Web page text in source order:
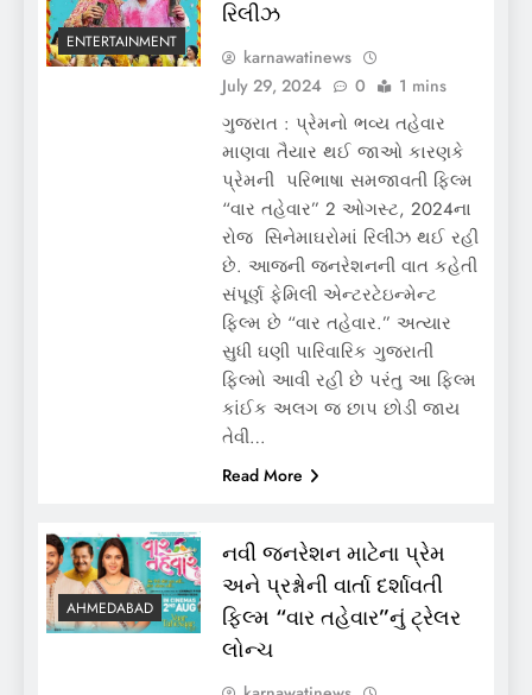
ENTERTAINMENT
રિલીઝ
karnawatinews
July 29, 2024
0 1 mins
ગુજરાત : પ્રેમનો ભવ્ય તહેવાર
માણવા તૈયાર થઈ જાઓ કારણકે
પ્રેમની પરિભાષા સમજાવતી ફિલ્મ
“વાર તહેવાર” 2 ઓગસ્ટ, 2024ના
રોજ સિનેમાઘરોમાં રિલીઝ થઈ રહી
છે. આજની જનરેશનની વાત કહેતી
સંપૂર્ણ ફેમિલી એન્ટરટેઇન્મેન્ટ
ફિલ્મ છે “વાર તહેવાર.” અત્યાર
સુધી ઘણી પારિવારિક ગુજરાતી
ફિલ્મો આવી રહી છે પરંતુ આ ફિલ્મ
કાંઈક અલગ જ છાપ છોડી જાય
તેવી…
Read More
AHMEDABAD
નવી જનરેશન માટેના પ્રેમ
અને પ્રશ્નોની વાર્તા દર્શાવતી
ફિલ્મ “વાર તહેવાર”નું ટ્રેલર
લોન્ચ